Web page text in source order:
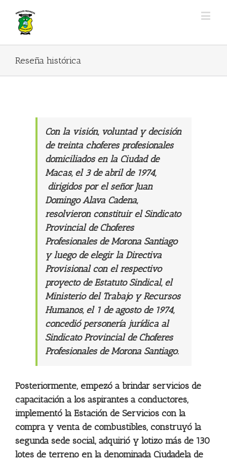
Reseña histórica
Con la visión, voluntad y decisión
de treinta choferes profesionales
domiciliados en la Ciudad de
Macas, el 3 de abril de 1974,
dirigidos por el señor Juan
Domingo Alava Cadena,
resolvieron constituir el Sindicato
Provincial de Choferes
Profesionales de Morona Santiago
y luego de elegir la Directiva
Provisional con el respectivo
proyecto de Estatuto Sindical, el
Ministerio del Trabajo y Recursos
Humanos, el 1 de agosto de 1974,
concedió personería jurídica al
Sindicato Provincial de Choferes
Profesionales de Morona Santiago.
Posteriormente, empezó a brindar servicios de
capacitación a los aspirantes a conductores,
implementó la Estación de Servicios con la
compra y venta de combustibles, construyó la
segunda sede social, adquirió y lotizo más de 130
lotes de terreno en la denominada Ciudadela de